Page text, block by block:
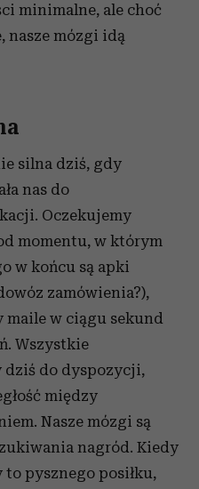
minimalne, ale choć
nasze mózgi idą
silna dziś, gdy
nas do
Oczekujemy
momentu, w którym
w końcu są apki
zamówienia?),
maile w ciągu sekund
Wszystkie
dziś do dyspozycji,
między
Nasze mózgi są
nagród. Kiedy
to pysznego posiłku,